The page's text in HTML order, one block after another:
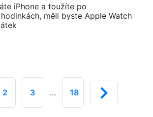
iPhone a toužíte po
měli byste Apple Watch
2 3 … 18